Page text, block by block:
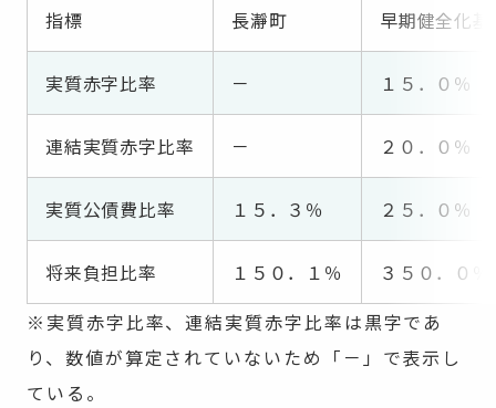
指標 長瀞町 早期健全化
実質赤字比率 － １５．０％
連結実質赤字比率 － ２０．０％
実質公債費比率 １５．３％ ２５．０％
将来負担比率 １５０．１％
３５０．０％
※実質赤字比率、連結実質赤字比率は黒字であ
り、数値が算定されていないため「－」で表示し
ている。